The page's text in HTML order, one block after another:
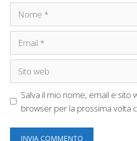
Salva il mio nome, email e sito
browser per la prossima volta